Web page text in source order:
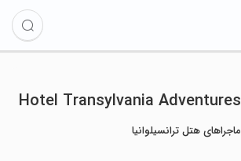
Hotel Transylvania Adventures
ماجراهای هتل ترانسیلوانیا